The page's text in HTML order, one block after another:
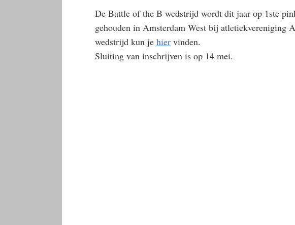
De Battle of the B wedstrijd wordt dit jaar op 1ste
gehouden in Amsterdam West bij atletiekvereniging
wedstrijd kun je hier vinden.
Sluiting van inschrijven is op 14 mei.